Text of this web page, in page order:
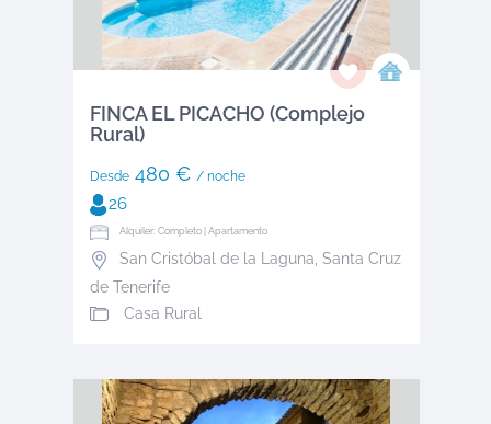
FINCA EL PICACHO (Complejo
Rural)
Desde480 € / noche
26
Alquiler: Completo | Apartamento
San Cristóbal de la Laguna, Santa Cruz
de Tenerife
Casa Rural